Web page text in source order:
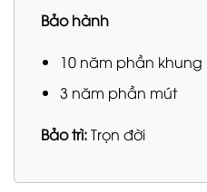
Bảo hành
10 năm phần khung
3 năm phần mút
Bảo trì:Trọn đời